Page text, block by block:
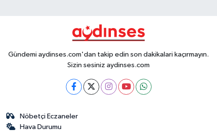
Gündemi aydinses.com'dan takip edin son dakikalari kaçırmayın.
Sizin sesiniz aydinses.com
Nöbetçi Eczaneler
Hava Durumu